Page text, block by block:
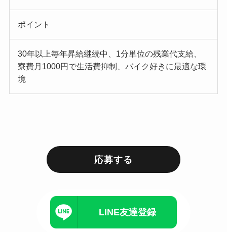
ポイント
30年以上毎年昇給継続中、1分単位の残業代支給、
寮費月1000円で生活費抑制、バイク好きに最適な環
境
応募する
LINE友達登録